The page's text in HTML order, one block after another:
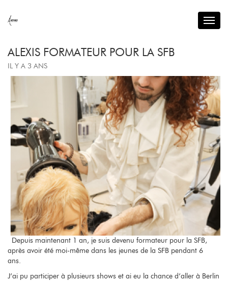
ALEXIS FORMATEUR POUR LA SFB
IL Y A 3 ANS
Depuis maintenant 1 an, je suis devenu formateur pour la SFB,
après avoir été moi-même dans les jeunes de la SFB pendant 6
ans.
J’ai pu participer à plusieurs shows et ai eu la chance d’aller à Berlin